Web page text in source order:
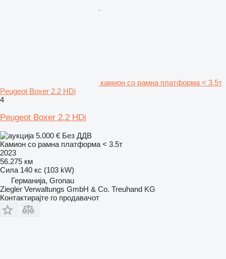
камион со рамна платформа < 3.5т
Peugeot Boxer 2.2 HDi
4
Peugeot Boxer 2.2 HDi
5.000 € Без ДДВ
Камион со рамна платформа < 3.5т
2023
56.275 км
Сила 140 кс (103 kW)
Германија, Gronau
Ziegler Verwaltungs GmbH & Co. Treuhand KG
Контактирајте го продавачот